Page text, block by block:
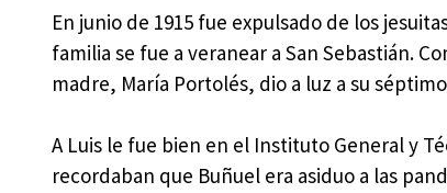
En junio de 1915 fue expulsado de los
familia se fue a veranear a San Sebastián.
madre, María Portolés, dio a luz a su
A Luis le fue bien en el Instituto General y
recordaban que Buñuel era asiduo a las